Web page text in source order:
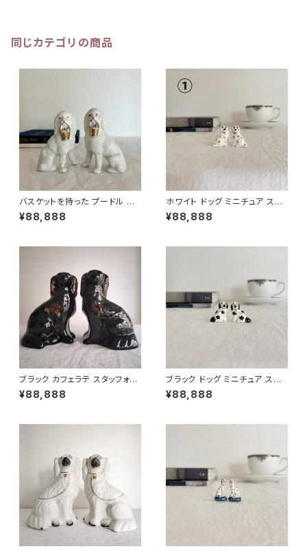
同じカテゴリの商品
バスケットを持った プードル ス
タッフォードシャードッグ 高さ9c
m
¥88,888
ホワイト ドッグ ミニチュア スタ
ッフォードシャードッグ 高さ2.5c
m
¥88,888
ブラック カフェラテ スタッフォー
ドシャードッグ 高さ19.5cm
¥88,888
ブラック ドッグ ミニチュア スタッ
フォードシャードッグ 高さ2.5c
m
¥88,888